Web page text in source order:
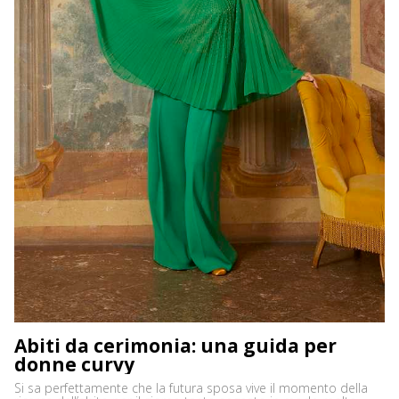
Abiti da cerimonia: una guida per
donne curvy
Si sa perfettamente che la futura sposa vive il momento della